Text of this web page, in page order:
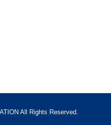
All Rights Reserved.